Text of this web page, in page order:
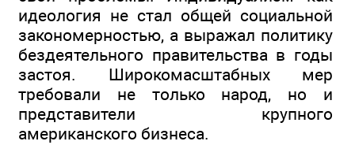
идеология не стал общей социальной
закономерностью, а выражал политику
бездеятельного правительства в годы
застоя. Широкомасштабных мер
требовали не только народ, но и
представители крупного
американского бизнеса.